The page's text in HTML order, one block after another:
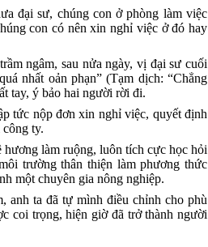
đại sư, chúng con ở phòng làm việc
con có nên xin nghỉ việc ở đó hay
ngâm, sau nửa ngày, vị đại sư cuối
nhất oản phạn” (Tạm dịch: “Chẳng
tay, ý bảo hai người rời đi.
tức nộp đơn xin nghỉ việc, quyết định
ty.
làm ruộng, luôn tích cực học hỏi
trường thân thiện làm phương thức
một chuyên gia nông nghiệp.
anh ta đã tự mình điều chỉnh cho phù
coi trọng, hiện giờ đã trở thành người